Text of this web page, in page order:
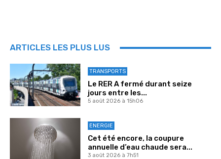
ARTICLES LES PLUS LUS
TRANSPORTS
Le RER A fermé durant seize
jours entre les...
5 août 2026 à 15h06
ENERGIE
Cet été encore, la coupure
annuelle d’eau chaude sera...
3 août 2026 à 7h51